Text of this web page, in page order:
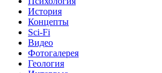
История
Концепты
Sci-Fi
Видео
Фотогалерея
Геология